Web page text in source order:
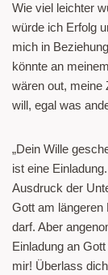
Wie viel leichter
würde ich Erfolg
mich in
könnte an
wären out, meine
will, egal was
„Dein Wille
ist eine
Ausdruck der
Gott am längeren
darf. Aber
Einladung an
mir! Überlass